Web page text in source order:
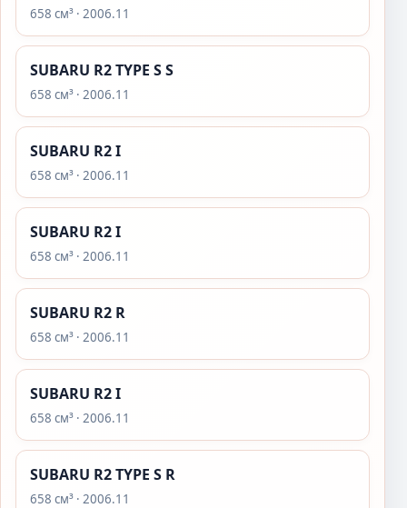
658 см³ · 2006.11
SUBARU R2 TYPE S S
658 см³ · 2006.11
SUBARU R2 I
658 см³ · 2006.11
SUBARU R2 I
658 см³ · 2006.11
SUBARU R2 R
658 см³ · 2006.11
SUBARU R2 I
658 см³ · 2006.11
SUBARU R2 TYPE S R
658 см³ · 2006.11